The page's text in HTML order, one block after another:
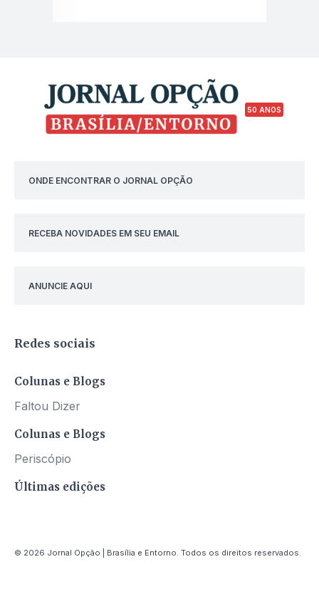
50 ANOS
ONDE ENCONTRAR O JORNAL OPÇÃO
RECEBA NOVIDADES EM SEU EMAIL
ANUNCIE AQUI
Redes sociais
Colunas e Blogs
Faltou Dizer
Colunas e Blogs
Periscópio
Últimas edições
© 2026 Jornal Opção | Brasília e Entorno. Todos os direitos reservados.